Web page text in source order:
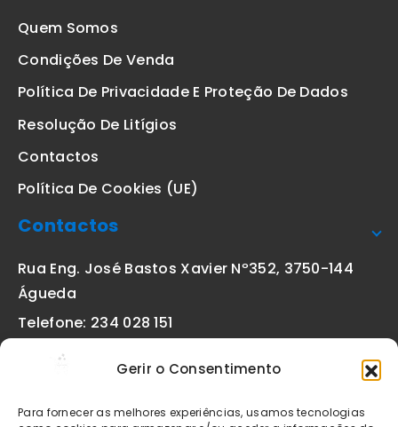
Gerir o Consentimento
Para fornecer as melhores experiências, usamos tecnologias
Quem Somos
Condições De Venda
Política De Privacidade E Proteção De Dados
Resolução De Litígios
Contactos
Política De Cookies (UE)
Contactos
Rua Eng. José Bastos Xavier Nº352, 3750-144
Águeda
Telefone: 234 028 151
geral@etiquetas-online.pt